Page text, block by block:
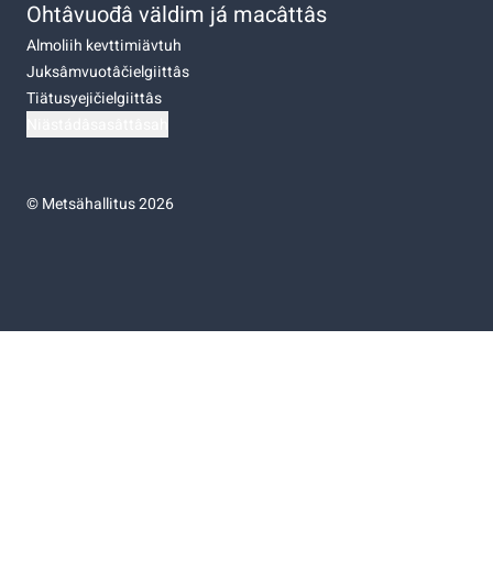
Ohtâvuođâ väldim já macâttâs
Almoliih kevttimiävtuh
Juksâmvuotâčielgiittâs
Tiätusyejičielgiittâs
©Metsähallitus 2026